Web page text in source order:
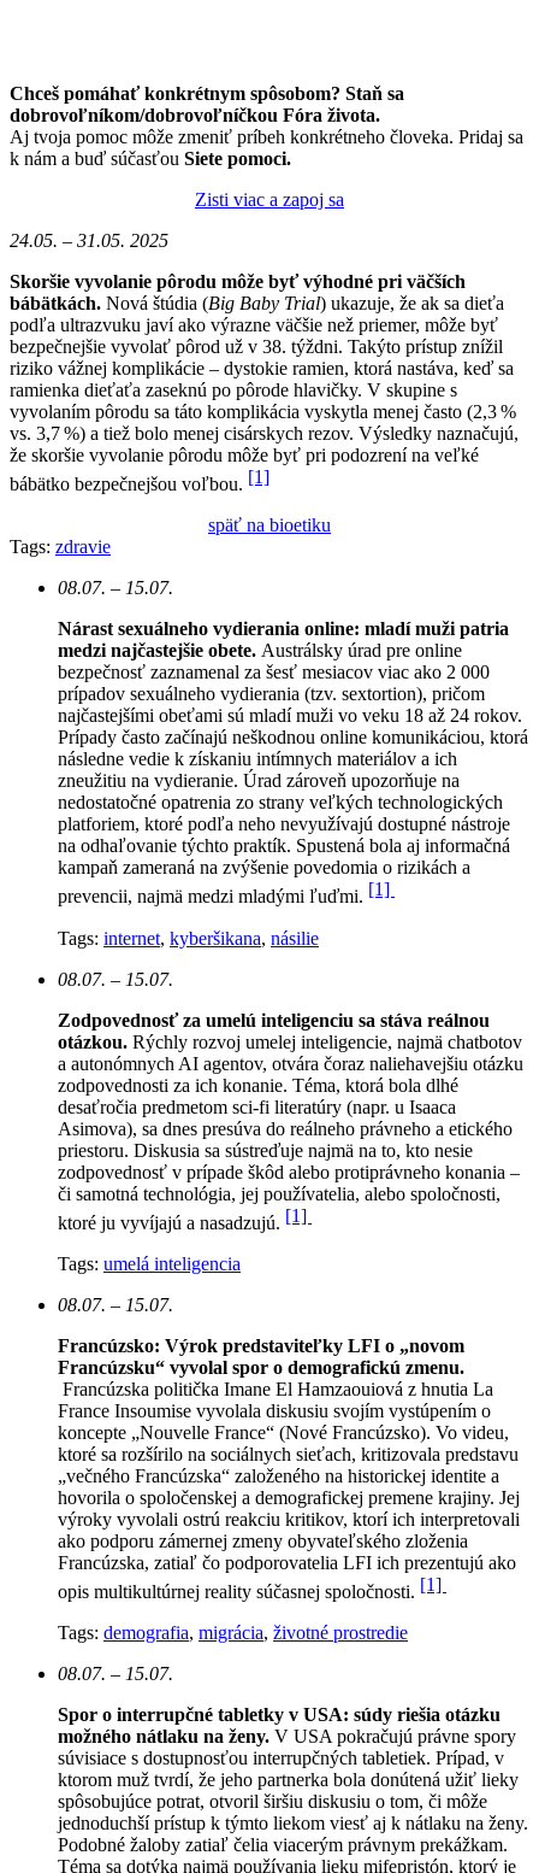
Chceš pomáhať konkrétnym spôsobom? Staň sa
dobrovoľníkom/dobrovoľníčkou Fóra života.
Aj tvoja pomoc môže zmeniť príbeh konkrétneho človeka. Pridaj sa
k nám a buď súčasťou Siete pomoci.
Zisti viac a zapoj sa
24.05. – 31.05. 2025
Skoršie vyvolanie pôrodu môže byť výhodné pri väčších
bábätkách. Nová štúdia (Big Baby Trial) ukazuje, že ak sa dieťa
podľa ultrazvuku javí ako výrazne väčšie než priemer, môže byť
bezpečnejšie vyvolať pôrod už v 38. týždni. Takýto prístup znížil
riziko vážnej komplikácie – dystokie ramien, ktorá nastáva, keď sa
ramienka dieťaťa zaseknú po pôrode hlavičky. V skupine s
vyvolaním pôrodu sa táto komplikácia vyskytla menej často (2,3 %
vs. 3,7 %) a tiež bolo menej cisárskych rezov. Výsledky naznačujú,
že skoršie vyvolanie pôrodu môže byť pri podozrení na veľké
bábätko bezpečnejšou voľbou. [1]
späť na bioetiku
Tags: zdravie
08.07. – 15.07.
Nárast sexuálneho vydierania online: mladí muži patria
medzi najčastejšie obete. Austrálsky úrad pre online
bezpečnosť zaznamenal za šesť mesiacov viac ako 2 000
prípadov sexuálneho vydierania (tzv. sextortion), pričom
najčastejšími obeťami sú mladí muži vo veku 18 až 24 rokov.
Prípady často začínajú neškodnou online komunikáciou, ktorá
následne vedie k získaniu intímnych materiálov a ich
zneužitiu na vydieranie. Úrad zároveň upozorňuje na
nedostatočné opatrenia zo strany veľkých technologických
platforiem, ktoré podľa neho nevyužívajú dostupné nástroje
na odhaľovanie týchto praktík. Spustená bola aj informačná
kampaň zameraná na zvýšenie povedomia o rizikách a
prevencii, najmä medzi mladými ľuďmi. [1]
Tags: internet, kyberšikana, násilie
08.07. – 15.07.
Zodpovednosť za umelú inteligenciu sa stáva reálnou
otázkou. Rýchly rozvoj umelej inteligencie, najmä chatbotov
a autonómnych AI agentov, otvára čoraz naliehavejšiu otázku
zodpovednosti za ich konanie. Téma, ktorá bola dlhé
desaťročia predmetom sci-fi literatúry (napr. u Isaaca
Asimova), sa dnes presúva do reálneho právneho a etického
priestoru. Diskusia sa sústreďuje najmä na to, kto nesie
zodpovednosť v prípade škôd alebo protiprávneho konania –
či samotná technológia, jej používatelia, alebo spoločnosti,
ktoré ju vyvíjajú a nasadzujú. [1]
Tags: umelá inteligencia
08.07. – 15.07.
Francúzsko: Výrok predstaviteľky LFI o „novom
Francúzsku“ vyvolal spor o demografickú zmenu.
Francúzska politička Imane El Hamzaouiová z hnutia La
France Insoumise vyvolala diskusiu svojím vystúpením o
koncepte „Nouvelle France“ (Nové Francúzsko). Vo videu,
ktoré sa rozšírilo na sociálnych sieťach, kritizovala predstavu
„večného Francúzska“ založeného na historickej identite a
hovorila o spoločenskej a demografickej premene krajiny. Jej
výroky vyvolali ostrú reakciu kritikov, ktorí ich interpretovali
ako podporu zámernej zmeny obyvateľského zloženia
Francúzska, zatiaľ čo podporovatelia LFI ich prezentujú ako
opis multikultúrnej reality súčasnej spoločnosti. [1]
Tags: demografia, migrácia, životné prostredie
08.07. – 15.07.
Spor o interrupčné tabletky v USA: súdy riešia otázku
možného nátlaku na ženy. V USA pokračujú právne spory
súvisiace s dostupnosťou interrupčných tabletiek. Prípad, v
ktorom muž tvrdí, že jeho partnerka bola donútená užiť lieky
spôsobujúce potrat, otvoril širšiu diskusiu o tom, či môže
jednoduchší prístup k týmto liekom viesť aj k nátlaku na ženy.
Podobné žaloby zatiaľ čelia viacerým právnym prekážkam.
Téma sa dotýka najmä používania lieku mifepristón, ktorý je